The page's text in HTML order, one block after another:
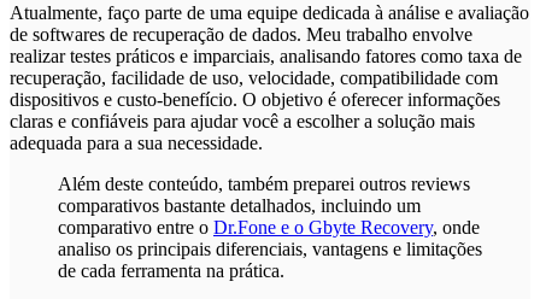
Atualmente, faço parte de uma equipe dedicada à análise e avaliação
de softwares de recuperação de dados. Meu trabalho envolve
realizar testes práticos e imparciais, analisando fatores como taxa de
recuperação, facilidade de uso, velocidade, compatibilidade com
dispositivos e custo-benefício. O objetivo é oferecer informações
claras e confiáveis para ajudar você a escolher a solução mais
adequada para a sua necessidade.
Além deste conteúdo, também preparei outros reviews
comparativos bastante detalhados, incluindo um
comparativo entre o Dr.Fone e o Gbyte Recovery, onde
analiso os principais diferenciais, vantagens e limitações
de cada ferramenta na prática.